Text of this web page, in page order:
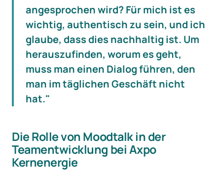
angesprochen wird? Für mich ist es
wichtig, authentisch zu sein, und ich
glaube, dass dies nachhaltig ist. Um
herauszufinden, worum es geht,
muss man einen Dialog führen, den
man im täglichen Geschäft nicht
hat."
Die Rolle von Moodtalk in der
Teamentwicklung bei Axpo
Kernenergie